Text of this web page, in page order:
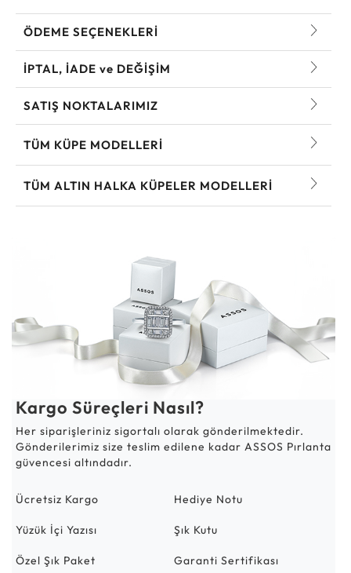
ÖDEME SEÇENEKLERİ
İPTAL, İADE ve DEĞİŞİM
SATIŞ NOKTALARIMIZ
TÜM KÜPE MODELLERI
TÜM ALTIN HALKA KÜPELER MODELLERI
Kargo Süreçleri Nasıl?
Her siparişleriniz sigortalı olarak gönderilmektedir.
Gönderilerimiz size teslim edilene kadar ASSOS Pırlanta
güvencesi altındadır.
Ücretsiz Kargo Hediye Notu
Yüzük İçi Yazısı Şık Kutu
Özel Şık Paket Garanti Sertifikası